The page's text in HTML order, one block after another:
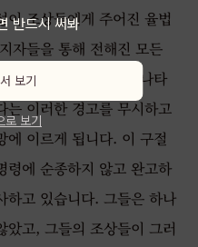
운 신앙적 질
어요!”
보기
로 보기
이 조상들에게 주어진 율법
자들을 통해 전해진 모든
님의 간절한 마음을 나타
는 이러한 경고를 무시하고
에 이르게 됩니다. 이 구절
령에 순종하지 않고 완고하
하고 있습니다. 그들은 하나
았고, 그들의 조상들이 그러